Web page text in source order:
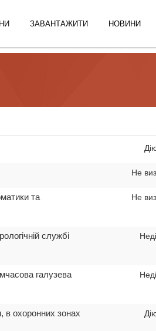
ЗАВАНТАЖИТИ НОВИНИ
Не
та
Не
службі
галузева
в охоронних зонах